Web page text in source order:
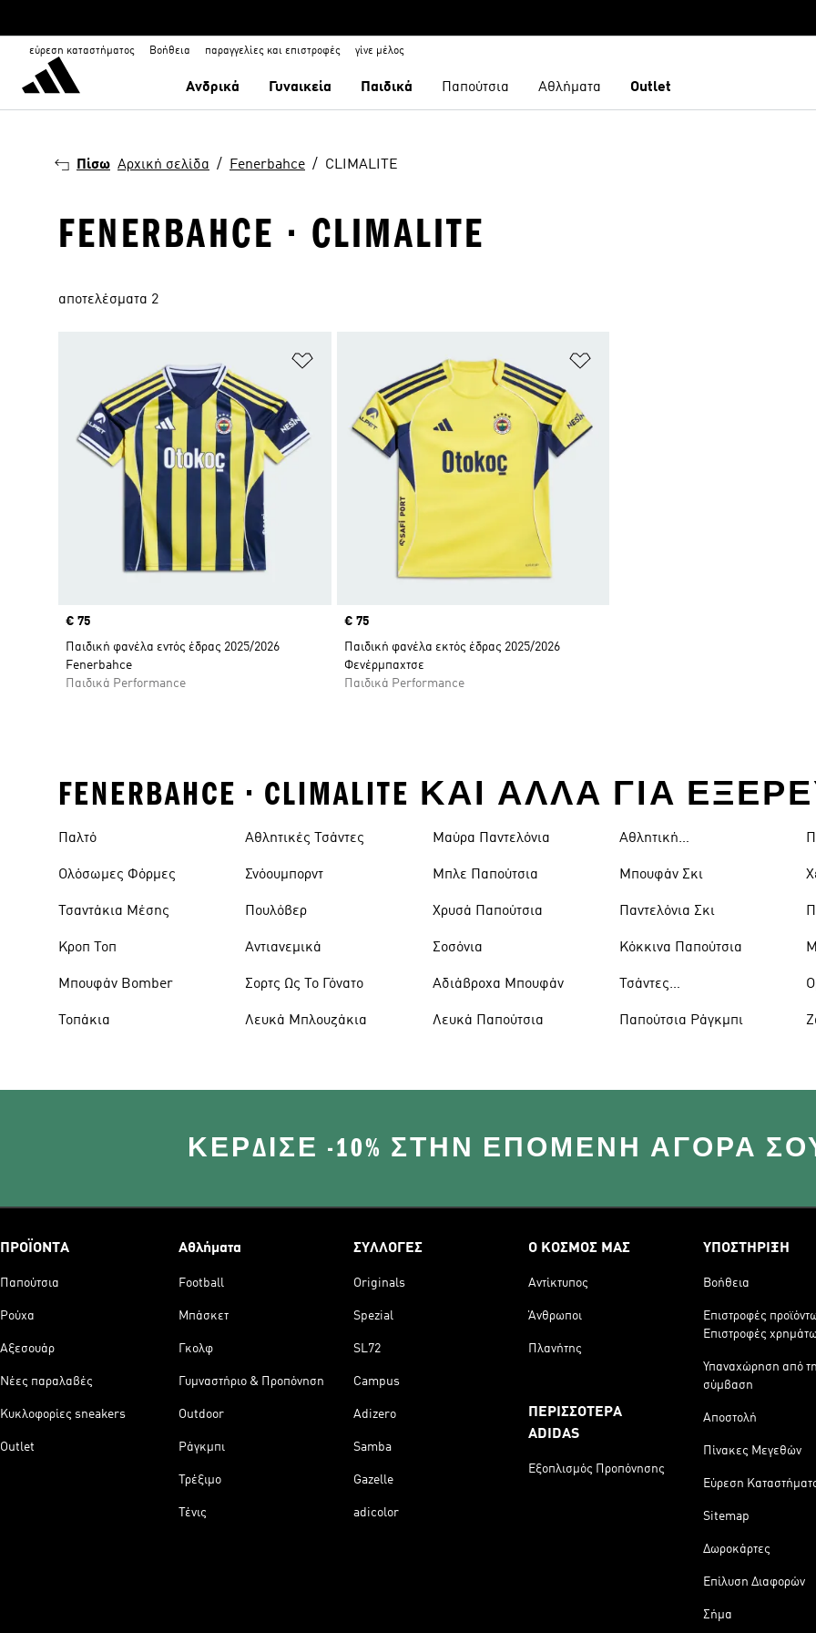
εύρεση καταστήματος Βοήθεια παραγγελίες και επιστροφές γίνε μέλος
Ανδρικά Γυναικεία Παιδικά Παπούτσια Αθλήματα Outlet
Πίσω Αρχική σελίδα Fenerbahce CLIMALITE
FENERBAHCE · CLIMALITE
αποτελέσματα 2
Προσθήκη στη Λίστα Επιθυμιών
Price
€ 75
Παιδική φανέλα εντός έδρας 2025/2026
Fenerbahce
Παιδικά Performance
Price
€ 75
Παιδική φανέλα εκτός έδρας 2025/2026
Φενέρμπαχτσε
Παιδικά Performance
FENERBAHCE • CLIMALITE ΚΑΙ ΑΛΛΑ ΓΙΑ
Παλτό
Ολόσωμες Φόρμες
Τσαντάκια Μέσης
Κροπ Τοπ
Μπουφάν Bomber
Τοπάκια
Αθλητικές Τσάντες
Σνόουμπορντ
Πουλόβερ
Αντιανεμικά
Σορτς Ως Το Γόνατο
Λευκά Μπλουζάκια
Μαύρα Παντελόνια
Μπλε Παπούτσια
Χρυσά Παπούτσια
Σοσόνια
Αδιάβροχα Μπουφάν
Λευκά Παπούτσια
Αθλητική
Μπουφάν Σκι
Παντελόνια Σκι
Κόκκινα Παπούτσια
Τσάντες
Παπούτσια Ράγκμπι
ΚΈΡΔΙΣΕ -10% ΣΤΗΝ ΕΠΌΜΕΝΗ ΑΓΟΡΆ
ΠΡΟΪΟΝΤΑ
Παπούτσια
Ρούχα
Αξεσουάρ
Νέες παραλαβές
Κυκλοφορίες sneakers
Outlet
Αθλήματα
Football
Μπάσκετ
Γκολφ
Γυμναστήριο & Προπόνηση
Outdoor
Ράγκμπι
Τρέξιμο
Τένις
ΣΥΛΛΟΓΕΣ
Originals
Spezial
SL72
Campus
Adizero
Samba
Gazelle
adicolor
Ο ΚΟΣΜΟΣ ΜΑΣ
Αντίκτυπος
Άνθρωποι
Πλανήτης
ΠΕΡΙΣΣΟΤΕΡΑ
ADIDAS
Εξοπλισμός Προπόνησης
ΥΠΟΣΤΗΡΙΞΗ
Βοήθεια
Επιστροφές
Επιστροφές
Υπαναχώρηση από τη
σύμβαση
Αποστολή
Πίνακες Μεγεθών
Εύρεση
Sitemap
Δωροκάρτες
Επίλυση Διαφορών
Σήμα